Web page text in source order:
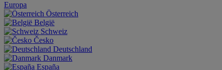
Europa
Österreich
België
Schweiz
Česko
Deutschland
Danmark
España